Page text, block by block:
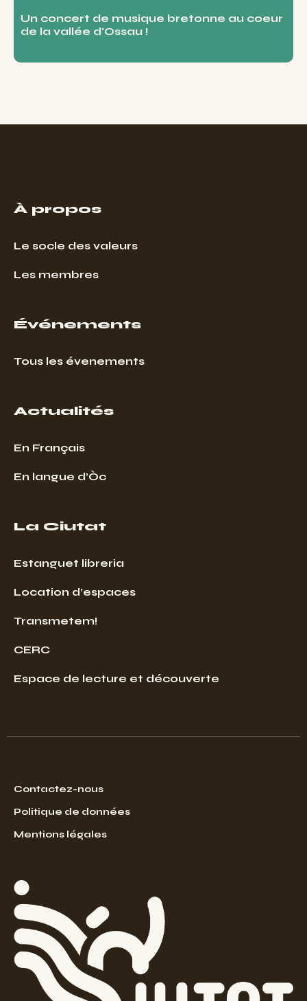
Un concert de musique bretonne au coeur
de la vallée d'Ossau !
À propos
Le socle des valeurs
Les membres
Événements
Tous les évenements
Actualités
En Français
En langue d’Òc
La Ciutat
Estanguet libreria
Location d’espaces
Transmetem!
CERC
Espace de lecture et découverte
Contactez-nous
Politique de données
Mentions légales